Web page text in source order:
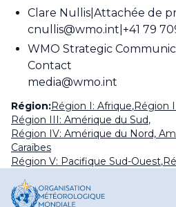
Clare Nullis Attachée de
cnullis@wmo.int +41 79
WMO Strategic
Contact
media@wmo.int
Région:Région I: Afrique,Région
Région III: Amérique du Sud,
Région IV: Amérique du Nord,
Caraïbes
Région V: Pacifique Sud-Ouest,